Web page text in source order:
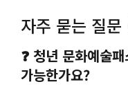
자주 묻는 질문
❓ 청년 문화예술
가능한가요?